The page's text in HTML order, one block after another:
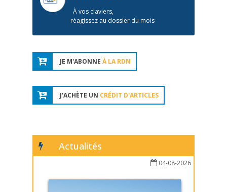
À vos claviers,
réagissez au dossier du mois
JE M'ABONNE À LA RDN
J'ACHÈTE UN CRÉDIT D'ARTICLES
Actualités
04-08-2026